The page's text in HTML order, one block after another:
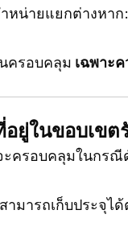
หน่ายแยกต่างหาก:
ครอบคลุม เฉพาะ
อยู่ในขอบเข
ะครอบคลุมในกรณี
ามารถเก็บประจุไ